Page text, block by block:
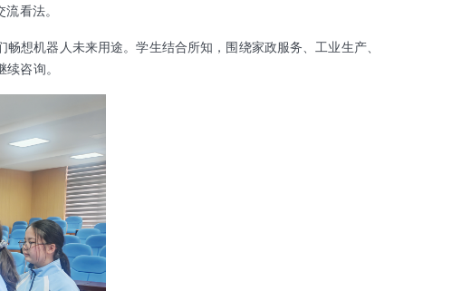
看法。
想机器人未来用途。学生结合所知，围绕家政服务、工业生产、
咨询。